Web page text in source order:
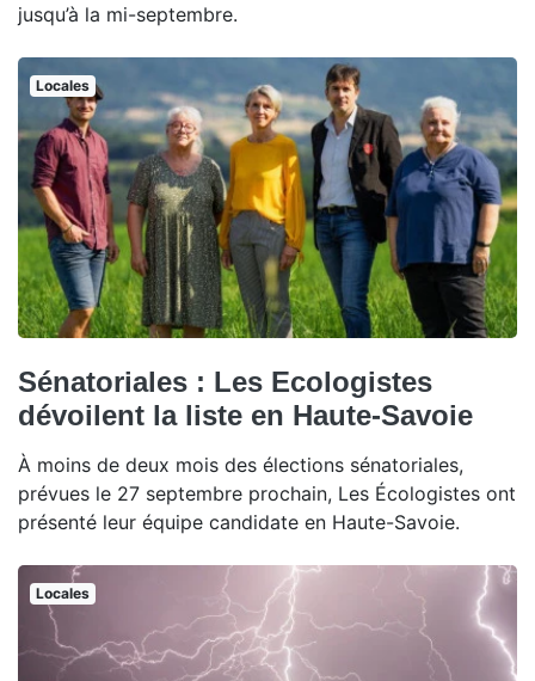
jusqu’à la mi-septembre.
Locales
Sénatoriales : Les Ecologistes
dévoilent la liste en Haute-Savoie
À moins de deux mois des élections sénatoriales,
prévues le 27 septembre prochain, Les Écologistes ont
présenté leur équipe candidate en Haute-Savoie.
Locales